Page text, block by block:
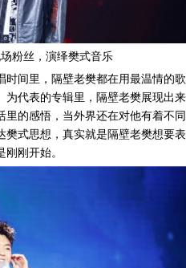
粉丝，演绎樊式音乐
时间里，隔壁老樊都在用最温情的歌
为代表的专辑里，隔壁老樊展现出来
的感悟，当外界还在对他有着不同
樊式思想，真实就是隔壁老樊想要表
刚开始。